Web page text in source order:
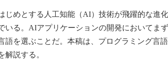
めとする人工知能（AI）技術が飛躍的な進
いる。AIアプリケーションの開発においてま
語を選ぶことだ。本稿は、プログラミング言
解説する。